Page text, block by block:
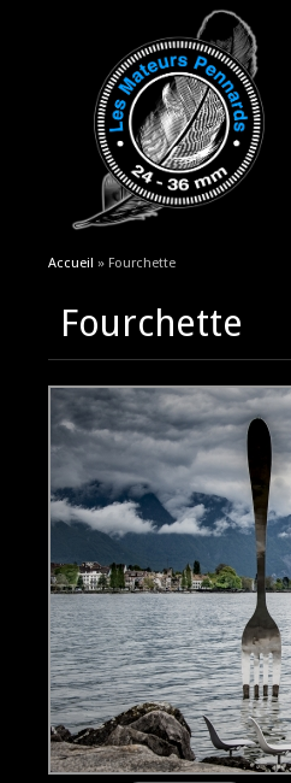
Vous êtes ici
Accueil » Fourchette
Fourchette